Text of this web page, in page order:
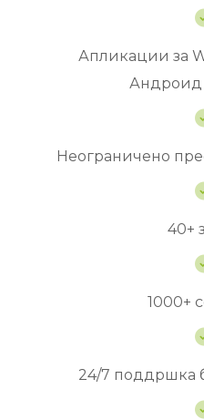
Апликации за
Андроид
Неограничено
40+
1000+
24/7 поддршка